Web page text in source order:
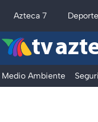
Azteca 7
tv
Ambiente